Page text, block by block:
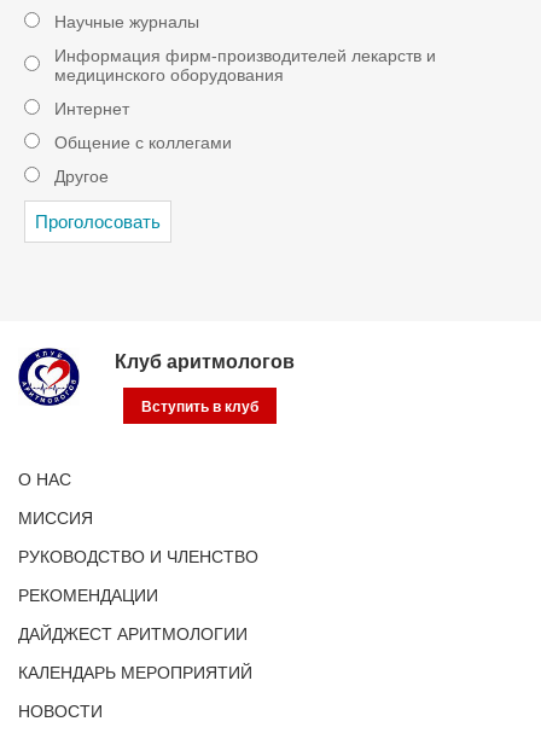
Научные журналы
Информация фирм-производителей лекарств и
медицинского оборудования
Интернет
Общение с коллегами
Другое
Клуб аритмологов
Вступить в клуб
О НАС
МИССИЯ
РУКОВОДСТВО И ЧЛЕНСТВО
РЕКОМЕНДАЦИИ
ДАЙДЖЕСТ АРИТМОЛОГИИ
КАЛЕНДАРЬ МЕРОПРИЯТИЙ
НОВОСТИ